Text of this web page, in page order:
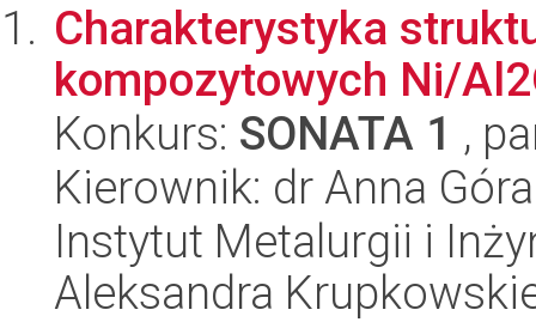
Charakterystyka
kompozytowych Ni/
Konkurs: SONATA 1 ,
Kierownik: dr Anna
Instytut Metalurgii i
Aleksandra